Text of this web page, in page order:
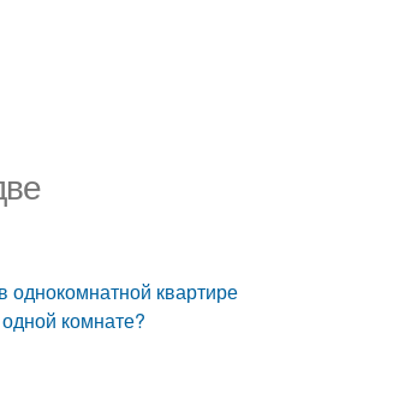
однокомнатной квартире
комнате?